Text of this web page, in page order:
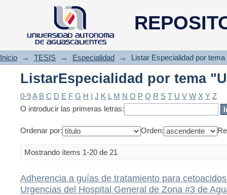
ListarEspecialidad por tema
Inicio → TESIS → Especialidad → Listar Especialidad por tema
ListarEspecialidad por tema
0-9A B C D E F G H I J K L M N O P Q R S T U V W X Y Z
O introducir las primeras letras:
Ordenar por: Orden:
Mostrando ítems 1-20 de 21
Adherencia a guías de tratamiento para
Urgencias del Hospital General de Zona #3 de